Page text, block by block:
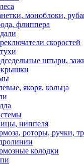
моноблоки,
флиппера
скоростей
штыри,
якоря, кольца
ниппеля
роторы, ручки,
колодки